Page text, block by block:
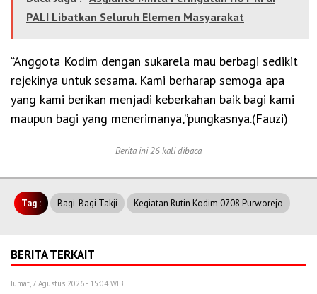
PALI Libatkan Seluruh Elemen Masyarakat
“Anggota Kodim dengan sukarela mau berbagi sedikit
rejekinya untuk sesama. Kami berharap semoga apa
yang kami berikan menjadi keberkahan baik bagi kami
maupun bagi yang menerimanya,”pungkasnya.(Fauzi)
Berita ini 26 kali dibaca
Tag : Bagi-Bagi Takji Kegiatan Rutin Kodim 0708 Purworejo
BERITA TERKAIT
Jumat, 7 Agustus 2026 - 15:04 WIB